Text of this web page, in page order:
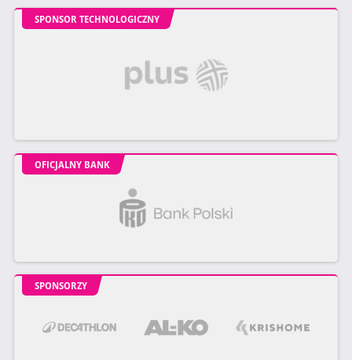
SPONSOR TECHNOLOGICZNY
OFICJALNY BANK
SPONSORZY